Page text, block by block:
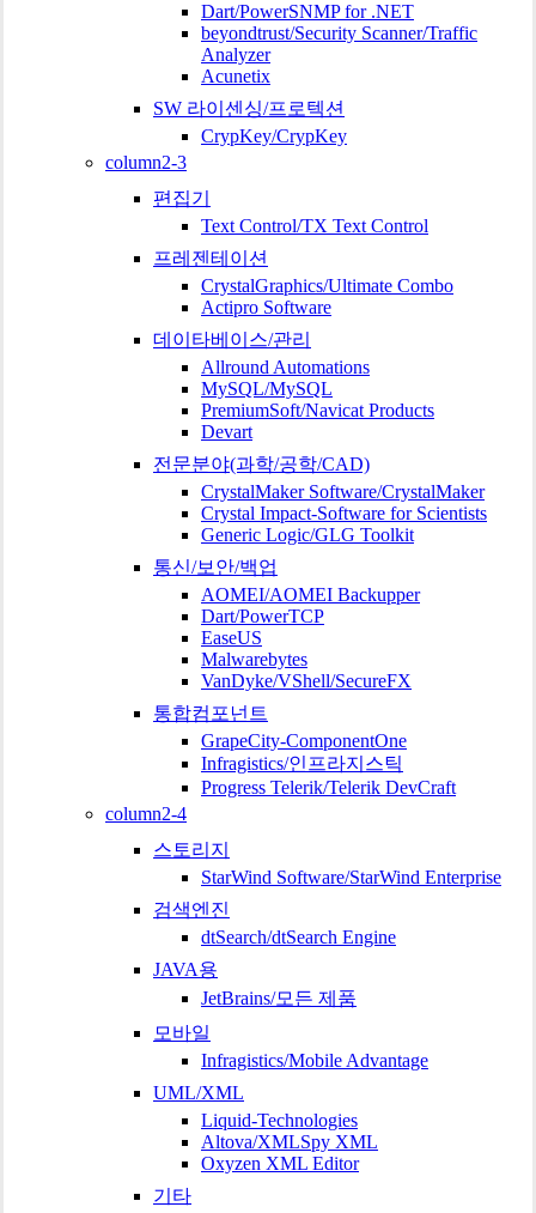
Dart/PowerSNMP for .NET
beyondtrust/Security Scanner/Traffic
Analyzer
Acunetix
SW 라이센싱/프로텍션
CrypKey/CrypKey
column2-3
편집기
Text Control/TX Text Control
프레젠테이션
CrystalGraphics/Ultimate Combo
Actipro Software
데이타베이스/관리
Allround Automations
MySQL/MySQL
PremiumSoft/Navicat Products
Devart
전문분야(과학/공학/CAD)
CrystalMaker Software/CrystalMaker
Crystal Impact-Software for Scientists
Generic Logic/GLG Toolkit
통신/보안/백업
AOMEI/AOMEI Backupper
Dart/PowerTCP
EaseUS
Malwarebytes
VanDyke/VShell/SecureFX
통합컴포넌트
GrapeCity-ComponentOne
Infragistics/인프라지스틱
Progress Telerik/Telerik DevCraft
column2-4
스토리지
StarWind Software/StarWind Enterprise
검색엔진
dtSearch/dtSearch Engine
JAVA용
JetBrains/모든 제품
모바일
Infragistics/Mobile Advantage
UML/XML
Liquid-Technologies
Altova/XMLSpy XML
Oxyzen XML Editor
기타